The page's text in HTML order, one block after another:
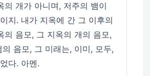
의 개가 아니며, 저주의 뱀이
지. 내가 지옥에 간 그 이후의
의 음모, 그 지옥의 개의 음모,
음모, 그 미래는, 이미, 모두,
다. 아멘.